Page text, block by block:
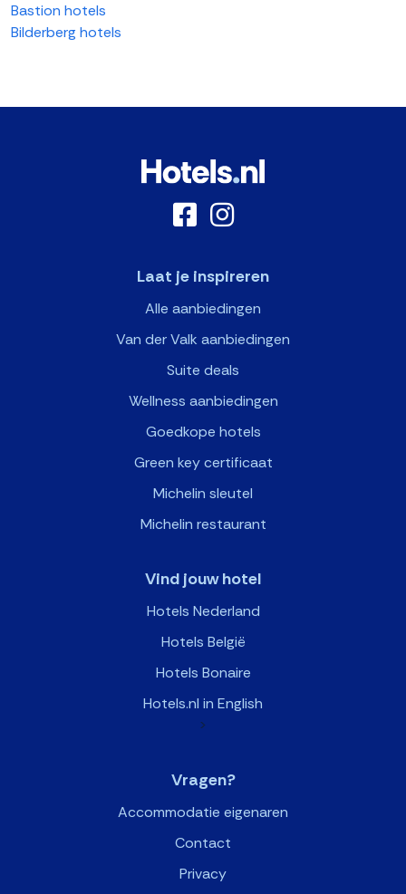
Bastion hotels
Bilderberg hotels
Laat je inspireren
Alle aanbiedingen
Van der Valk aanbiedingen
Suite deals
Wellness aanbiedingen
Goedkope hotels
Green key certificaat
Michelin sleutel
Michelin restaurant
Vind jouw hotel
Hotels Nederland
Hotels België
Hotels Bonaire
Hotels.nl in English
>
Vragen?
Accommodatie eigenaren
Contact
Privacy